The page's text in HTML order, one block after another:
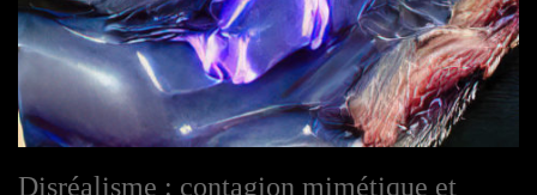
Disréalisme : contagion mimétique et